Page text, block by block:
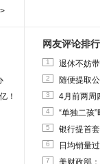
！
网友评论排行
1 退休不妨
2 随便提取
3 4月前两周
4 “单独二孩
5 银行提首
6 日均销量
7 美财政部